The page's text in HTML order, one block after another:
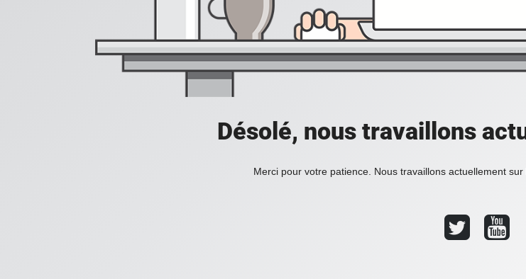
Désolé, nous travaillons
Merci pour votre patience. Nous travaillons actuellement